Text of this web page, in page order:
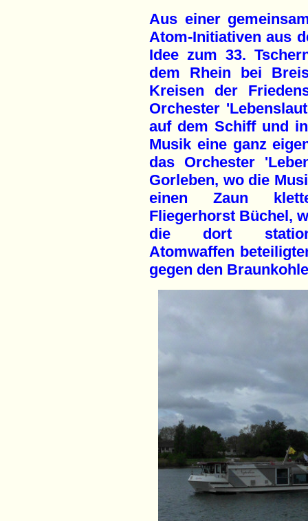
Aus einer
Atom-Initiativen aus
Idee zum 33.
dem Rhein bei
Kreisen der
Orchester
auf dem Schiff und
Musik eine ganz
das Orchester
Gorleben, wo die
einen Zaun
Fliegerhorst Büchel,
die dort
Atomwaffen
gegen den